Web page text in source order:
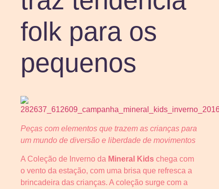
folk para os
pequenos
Peças com elementos que trazem as crianças para
um mundo de diversão e liberdade de movimentos
A Coleção de Inverno da Mineral Kids chega com
o vento da estação, com uma brisa que refresca a
brincadeira das crianças. A coleção surge com a